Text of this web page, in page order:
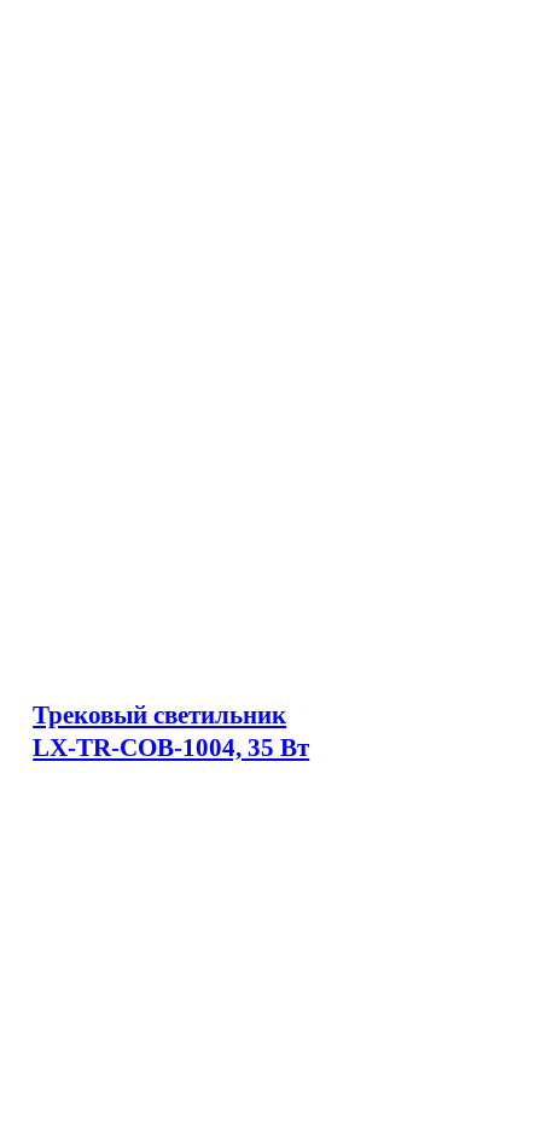
Трековый светильник
LX-TR-COB-1004, 35 Вт